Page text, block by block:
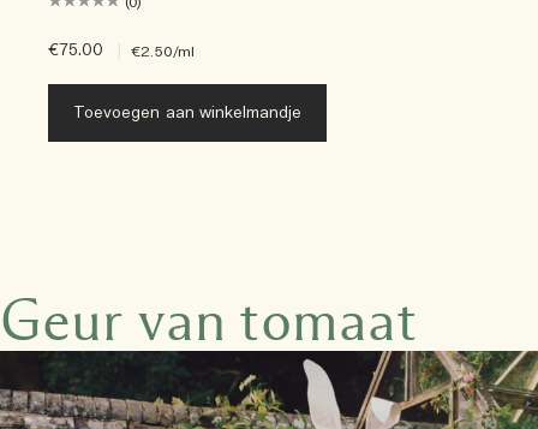
€75.00 €2.50/ml
Toevoegen aan winkelmandje
Geur van tomaat